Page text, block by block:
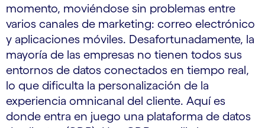
momento, moviéndose sin problemas entre
varios canales de marketing: correo electrónico
y aplicaciones móviles. Desafortunadamente, la
mayoría de las empresas no tienen todos sus
entornos de datos conectados en tiempo real,
lo que dificulta la personalización de la
experiencia omnicanal del cliente. Aquí es
donde entra en juego una plataforma de datos